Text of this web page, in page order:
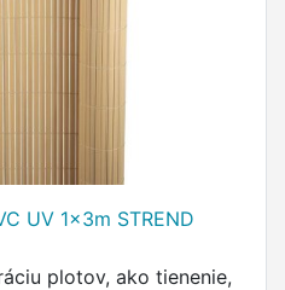
UV 1x3m STREND
plotov, ako tienenie,